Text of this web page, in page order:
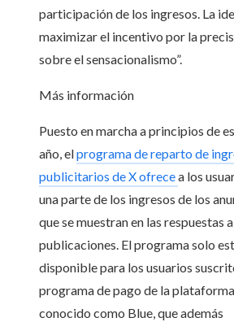
participación de los ingresos. La
maximizar el incentivo por la
sobre el sensacionalismo”.
Más información
Puesto en marcha a principios de
año, elprograma de reparto de
publicitarios de X ofrecea los
una parte de los ingresos de los
que se muestran en las respuestas
publicaciones. El programa solo
disponible para los usuarios
programa de pago de la plataforma
conocido como Blue, que además